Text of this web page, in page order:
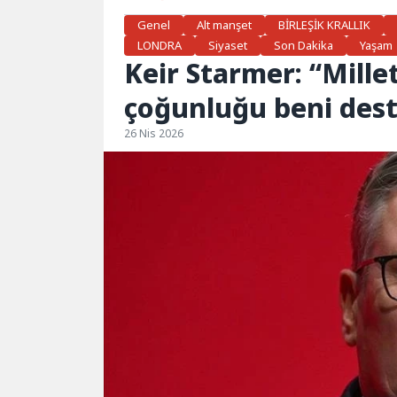
Genel
Alt manşet BİRLEŞİK KRALLIK
LONDRA
Siyaset Son Dakika Yaşam
Keir Starmer:
çoğunluğu beni
26 Nis 2026